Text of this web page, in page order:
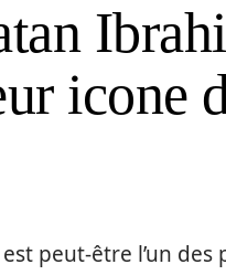
icone
peut-être l’un